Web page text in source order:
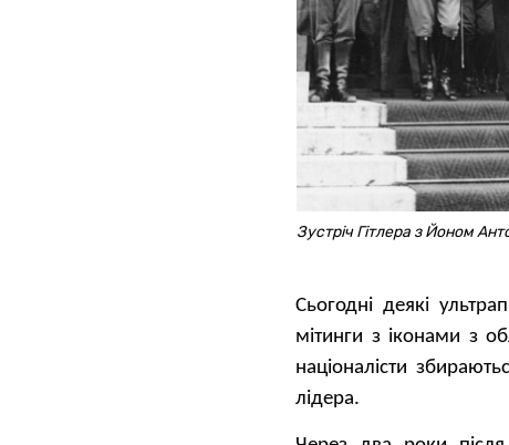
Зустріч Гітлера з Йоном
Сьогодні деякі
мітинги з іконами з
націоналісти
лідера.